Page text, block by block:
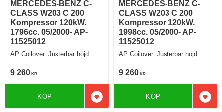
MERCEDES-BENZ C-
CLASS W203 C 200
Kompressor 120kW.
1796cc. 05/2000- AP-
11525012
AP Coilover. Justerbar höjd
9 260 KR
Lägg till i favoriter
KÖP
MERCEDES-BENZ C-
CLASS W203 C 200
Kompressor 120kW.
1998cc. 05/2000- AP-
11525012
AP Coilover. Justerbar höjd
9 260 KR
KÖP